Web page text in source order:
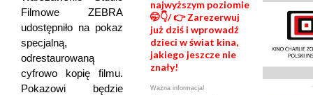
Filmowe ZEBRA
udostępniło na pokaz
specjalną,
odrestaurowaną
cyfrowo kopię filmu.
Pokazowi będzie
najwyższym poziomie
🤭👇/ 👉 Zarezerwuj
już dziś i wprowadź
dzieci w świat kina,
jakiego jeszcze nie
znały!
Ważna informacja!